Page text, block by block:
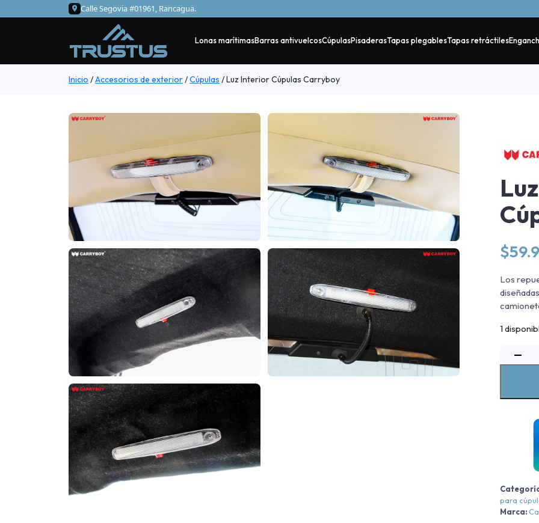
Calle Segovia #01961, Rancagua.
Lonas marítimasBarras antivuelcosCúpulasPisaderasTapas plegablesTapas retráctiles
Inicio /Accesorios de exterior/Cúpulas /Luz Interior Cúpulas Carryboy
$
Los
1
−
para
Marca: